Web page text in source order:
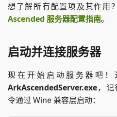
想了解所有配置项及其作用
Ascended 服务器配置指南。
启动并连接服务器
现在开始启动服务器吧
ArkAscendedServer.exe，记
令通过 Wine 兼容层启动：